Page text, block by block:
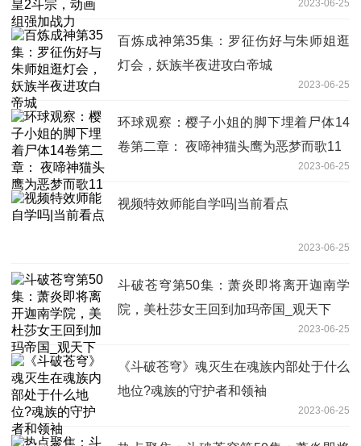
2023-06-25
百炼成神第35集：罗征伤好与朱师姐逛
灯会，妖族半夜进攻白帝城
2023-06-25
环球观察：樱子小姐的脚下埋着尸体14
卷第二章： 夜啼神猫头鹰为恶梦而歌11
2023-06-25
视频特效师能自学吗|当前看点
2023-06-25
斗破苍穹第50集：萧炎即将离开迦南学
院，美杜莎女王回到加玛帝国_观天下
2023-06-25
《斗破苍穹》魂灭生在魂族内部处于什么
地位?魂族的守护者和领袖
2023-06-25